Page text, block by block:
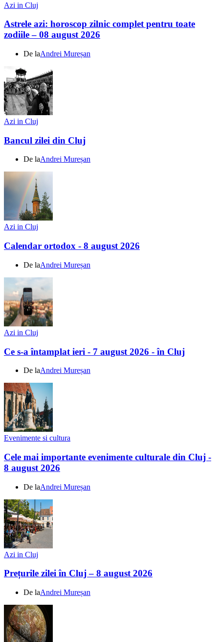
Azi in Cluj
Astrele azi: horoscop zilnic complet pentru toate
zodiile – 08 august 2026
De laAndrei Mureșan
Azi in Cluj
Bancul zilei din Cluj
De laAndrei Mureșan
Azi in Cluj
Calendar ortodox - 8 august 2026
De laAndrei Mureșan
Azi in Cluj
Ce s-a întamplat ieri - 7 august 2026 - în Cluj
De laAndrei Mureșan
Evenimente si cultura
Cele mai importante evenimente culturale din Cluj -
8 august 2026
De laAndrei Mureșan
Azi in Cluj
Prețurile zilei în Cluj – 8 august 2026
De laAndrei Mureșan